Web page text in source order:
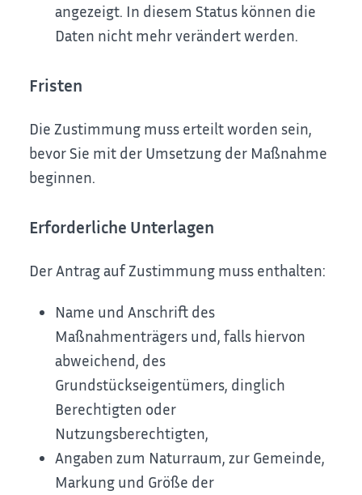
angezeigt. In diesem Status können die
Daten nicht mehr verändert werden.
Fristen
Die Zustimmung muss erteilt worden sein,
bevor Sie mit der Umsetzung der Maßnahme
beginnen.
Erforderliche Unterlagen
Der Antrag auf Zustimmung muss enthalten:
Name und Anschrift des
Maßnahmenträgers und, falls hiervon
abweichend, des
Grundstückseigentümers, dinglich
Berechtigten oder
Nutzungsberechtigten,
Angaben zum Naturraum, zur Gemeinde,
Markung und Größe der